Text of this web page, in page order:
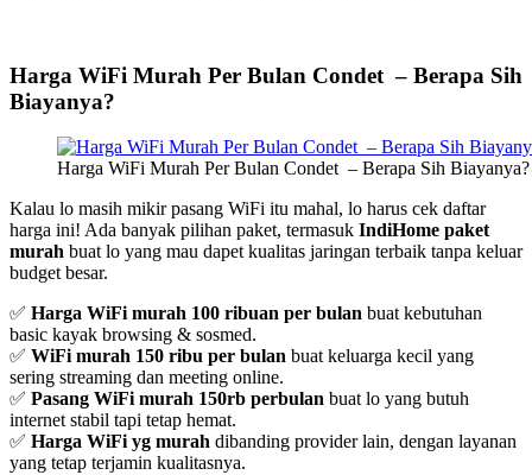
Harga WiFi Murah Per Bulan Condet – Berapa Sih
Biayanya?
Harga WiFi Murah Per Bulan Condet – Berapa Sih
Kalau lo masih mikir pasang WiFi itu mahal, lo harus cek daftar
harga ini! Ada banyak pilihan paket, termasuk IndiHome paket
murah buat lo yang mau dapet kualitas jaringan terbaik tanpa keluar
budget besar.
✅ Harga WiFi murah 100 ribuan per bulan buat kebutuhan
basic kayak browsing & sosmed.
✅ WiFi murah 150 ribu per bulan buat keluarga kecil yang
sering streaming dan meeting online.
✅ Pasang WiFi murah 150rb perbulan buat lo yang butuh
internet stabil tapi tetap hemat.
✅ Harga WiFi yg murah dibanding provider lain, dengan layanan
yang tetap terjamin kualitasnya.